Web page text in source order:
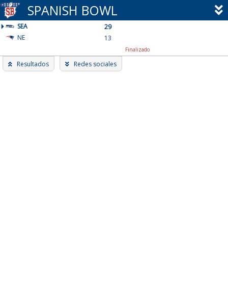
Skip
to
content
SPANISH BOWL
SEA
29
NE
13
Finalizado
Resultados Redes sociales